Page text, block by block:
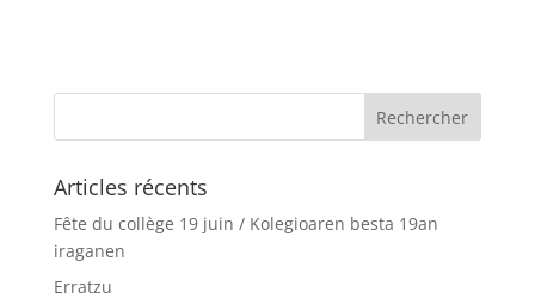
Articles récents
Fête du collège 19 juin / Kolegioaren besta 19an
iraganen
Erratzu